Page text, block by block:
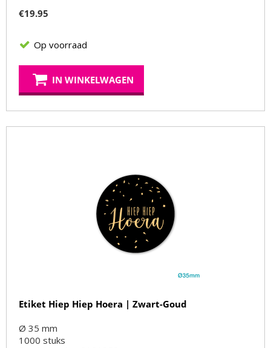
€19.95
Op voorraad
IN WINKELWAGEN
Etiket Hiep Hiep Hoera | Zwart-Goud
Ø 35 mm
1000 stuks